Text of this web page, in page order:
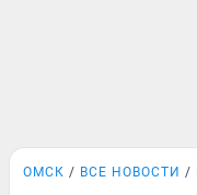
ОМСК ВСЕ НОВОСТИ